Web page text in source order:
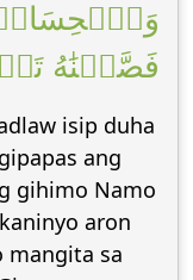
فَصَّلۡنَٰهُ
isip duha
ang
gihimo Namo
aron
mangita sa